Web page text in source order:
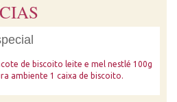
de biscoito leite e mel nestlé 100g
ambiente 1 caixa de biscoito.